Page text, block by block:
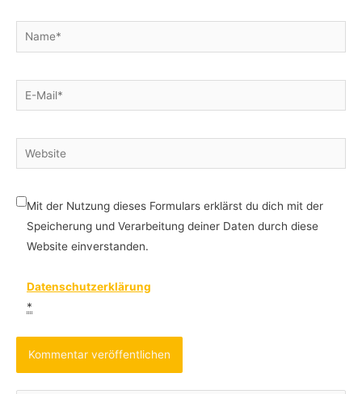
Name*
E-
Mail*
Website
Mit der Nutzung dieses Formulars erklärst du dich mit der
Speicherung und Verarbeitung deiner Daten durch diese
Website einverstanden.
Datenschutzerklärung
*